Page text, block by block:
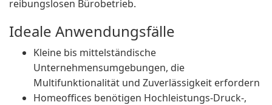
reibungslosen Bürobetrieb.
Ideale Anwendungsfälle
Kleine bis mittelständische
Unternehmensumgebungen, die
Multifunktionalität und Zuverlässigkeit erfordern
Homeoffices benötigen Hochleistungs-Druck-,